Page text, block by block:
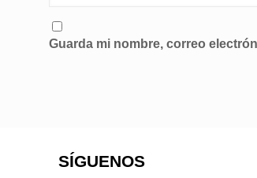
Guarda mi nombre, correo
SÍGUENOS